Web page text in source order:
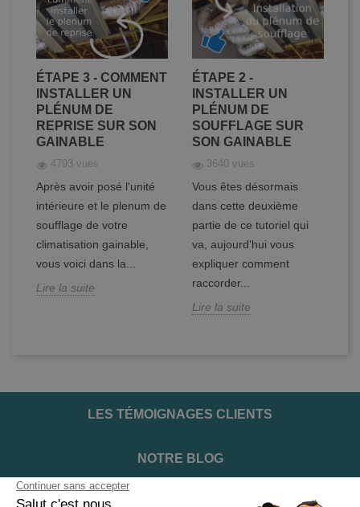
ÉTAPE 3 - COMMENT
INSTALLER UN
PLÉNUM DE
REPRISE SUR SON
GAINABLE
4793 vues
Après avoir posé l'unité
intérieure et le plenum de
soufflage de votre
climatisation gainable,
vous voici dans la...
Lire la suite
ÉTAPE 2 -
INSTALLER UN
PLÉNUM DE
SOUFFLAGE SUR
SON GAINABLE
3640 vues
Vous êtes désormais
dans cette deuxième
partie de ce tutoriel qui
va, aujourd'hui vous
expliquer comment
raccorder...
Lire la suite
LES TÉMOIGNAGES CLIENTS
NOTRE BLOG
DEVENIR INSTALLATEUR